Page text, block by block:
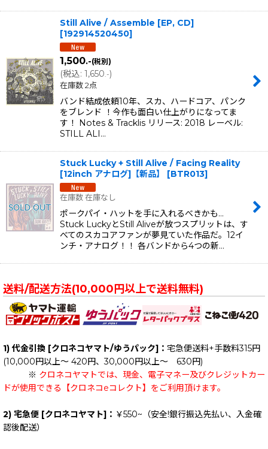
Still Alive / Assemble [EP, CD]
[192914520450]
1,500.-(税別)
(税込: 1,650 .-)
在庫数 2点
バンド結成依頼10年、スカ、ハードコア、パンク
をブレンド ！今作も面白い仕上がりになってま
す！ Notes & Tracklis リリース: 2018 レーベル:
STILL ALI…
Stuck Lucky + Still Alive / Facing Reality
[12inch アナログ]【新品】
[BTR013]
在庫数 在庫なし
ポークパイ・ハットを手に入れるべきかも…
Stuck LuckyとStill Aliveが放つスプリットは、す
べてのスカコアファンが夢見ていた作品だ。12イ
ンチ・アナログ！！ 各バンドから4つの新…
送料/配送方法(10,000円以上で送料無料)
1) 代金引換 [クロネコヤマト/ゆうパック]： 宅急便送料+手数料315円
(10,000円以上～ 420円、30,000円以上～ 630円)
※ クロネコヤマトでは、現金、電子マネー及びクレジットカー
ドが使用できる【クロネコeコレクト】をご利用頂けます。
2) 宅急便 [クロネコヤマト]： ￥550~（安全!銀行振込先払い、入金確
認後配送）